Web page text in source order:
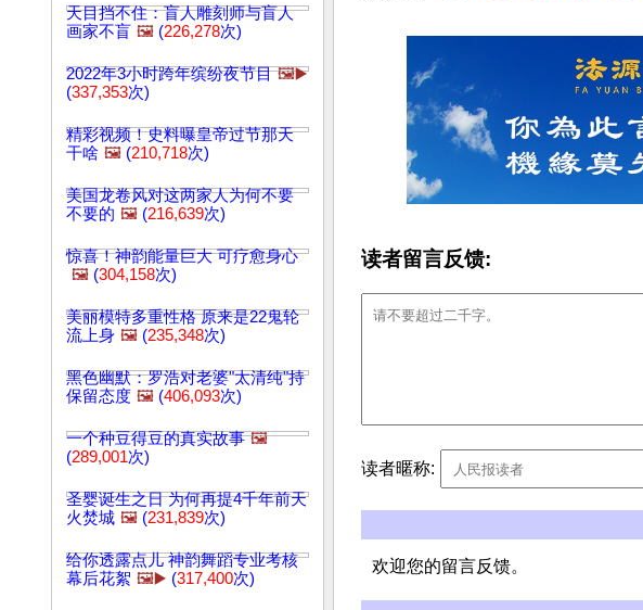
天目挡不住：盲人雕刻师与盲人
画家不盲 🖼️ (226,278次)
2022年3小时跨年缤纷夜节目 🖼️▶️
(337,353次)
精彩视频！史料曝皇帝过节那天
干啥 🖼️ (210,718次)
美国龙卷风对这两家人为何不要
不要的 🖼️ (216,639次)
惊喜！神韵能量巨大 可疗愈身心
🖼️ (304,158次)
美丽模特多重性格 原来是22鬼轮
流上身 🖼️ (235,348次)
黑色幽默：罗浩对老婆"太清纯"持
保留态度 🖼️ (406,093次)
一个种豆得豆的真实故事 🖼️
(289,001次)
圣婴诞生之日 为何再提4千年前天
火焚城 🖼️ (231,839次)
给你透露点儿 神韵舞蹈专业考核
幕后花絮 🖼️▶️ (317,400次)
读者留言反馈:
读者暱称:
欢迎您的留言反馈。